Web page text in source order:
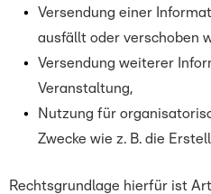
Versendung einer
ausfällt oder verschoben
Versendung weiterer
Veranstaltung,
Nutzung für
Zwecke wie z. B. die
Rechtsgrundlage hierfür ist